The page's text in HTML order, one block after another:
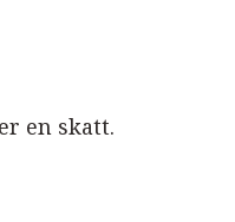
en skatt.